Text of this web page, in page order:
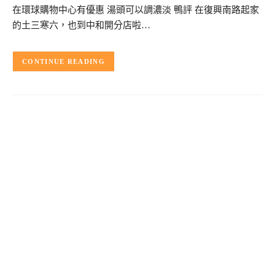
在環球購物中心有優惠 湯頭可以調濃淡 鴨評 在復興南路起家
的土三寒六，也到中和開分店啦…
CONTINUE READING